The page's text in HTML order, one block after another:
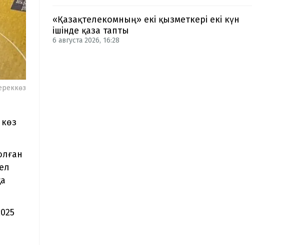
«Қазақтелекомның» екі қызметкері екі күн
ішінде қаза тапты
6 августа 2026, 16:28